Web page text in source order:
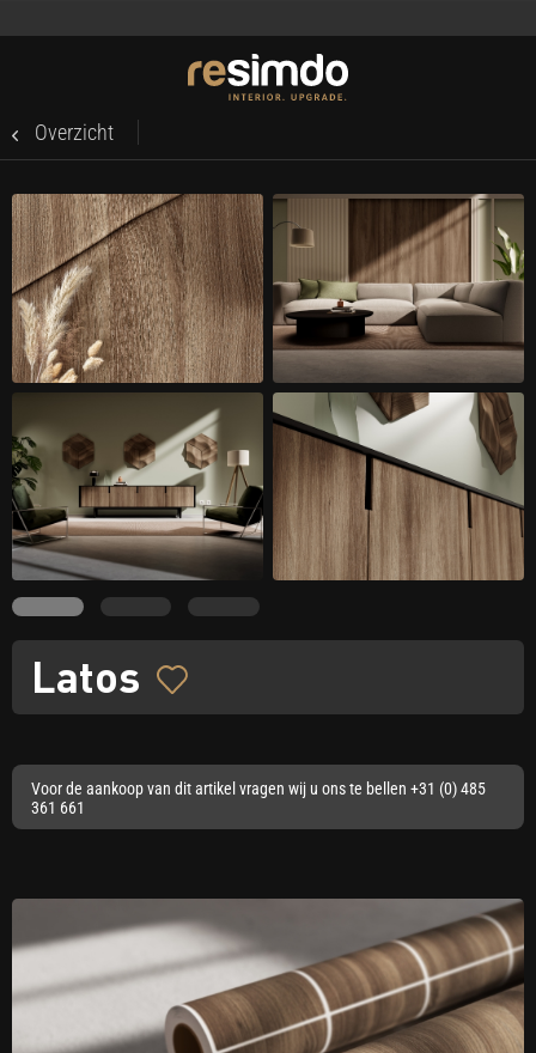
Overzicht
Latos
Voor de aankoop van dit artikel vragen wij u ons te bellen +31 (0) 485
361 661